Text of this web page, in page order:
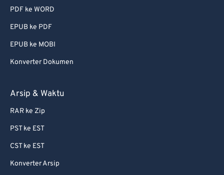
PDF ke WORD
EPUB ke PDF
EPUB ke MOBI
Konverter Dokumen
Arsip & Waktu
RAR ke Zip
PST ke EST
CST ke EST
Konverter Arsip